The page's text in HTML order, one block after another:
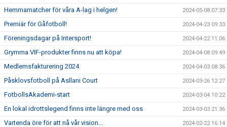
Hemmamatcher för våra A-lag i helgen! 2024-05-08 07:33
Premiär för Gåfotboll! 2024-04-23 09:33
Föreningsdagar på Intersport! 2024-04-22 11:06
Grymma VIF-produkter finns nu att köpa! 2024-04-08 09:49
Medlemsfakturering 2024 2024-04-03 08:36
Påsklovsfotboll på Asllani Court 2024-03-26 12:27
FotbollsAkademi-start 2024-03-04 10:22
En lokal idrottslegend finns inte längre med oss 2024-03-03 21:36
Vartenda öre för att nå vår vision... 2024-02-22 16:14